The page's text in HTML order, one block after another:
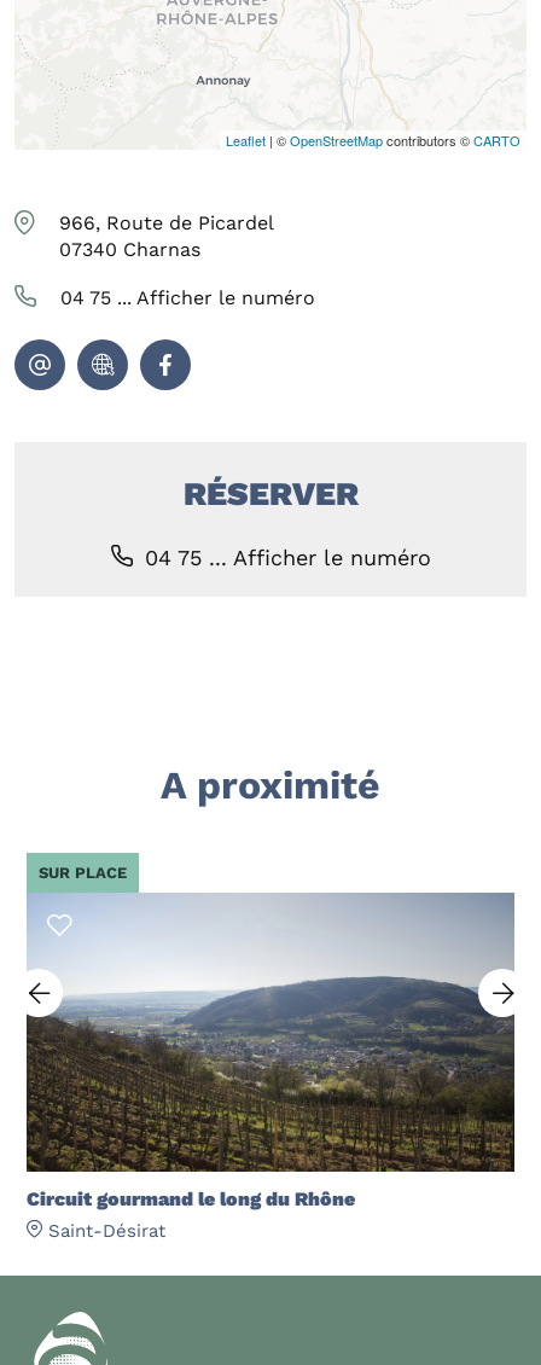
Leaflet | ©OpenStreetMapcontributors ©CARTO
966, Route de Picardel
07340 Charnas
04 75 ... Afficher le numéro
RÉSERVER
04 75 ... Afficher le numéro
A proximité
Circuit gourmand le long du Rhône
Saint-Désirat
SUR PLACE